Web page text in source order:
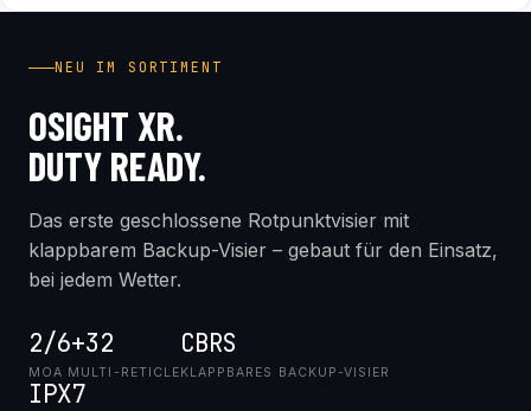
NEU IM SORTIMENT
OSIGHT XR.
DUTY READY.
Das erste geschlossene Rotpunktvisier mit
klappbarem Backup-Visier – gebaut für den Einsatz,
bei jedem Wetter.
2/6+32
MOA MULTI-RETICLE
CBRS
KLAPPBARES BACKUP-VISIER
IPX7